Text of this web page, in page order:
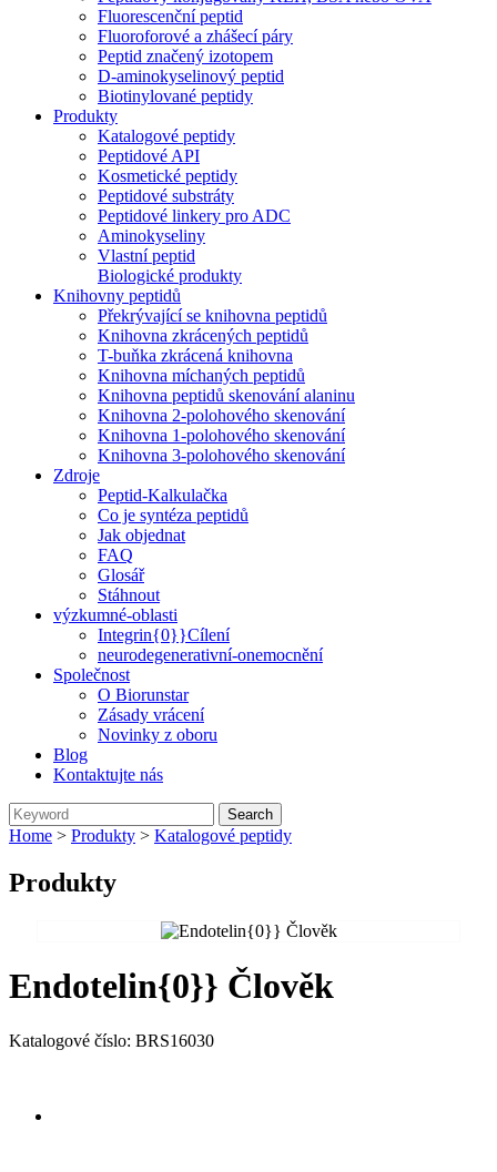
Fluorescenční peptid
Fluoroforové a zhášecí páry
Peptid značený izotopem
D-aminokyselinový peptid
Biotinylované peptidy
Produkty
Katalogové peptidy
Peptidové API
Kosmetické peptidy
Peptidové substráty
Peptidové linkery pro ADC
Aminokyseliny
Vlastní peptid
Biologické produkty
Knihovny peptidů
Překrývající se knihovna peptidů
Knihovna zkrácených peptidů
T-buňka zkrácená knihovna
Knihovna míchaných peptidů
Knihovna peptidů skenování alaninu
Knihovna 2-polohového skenování
Knihovna 1-polohového skenování
Knihovna 3-polohového skenování
Zdroje
Peptid-Kalkulačka
Co je syntéza peptidů
Jak objednat
FAQ
Glosář
Stáhnout
výzkumné-oblasti
Integrin{0}}Cílení
neurodegenerativní-onemocnění
Společnost
O Biorunstar
Zásady vrácení
Novinky z oboru
Blog
Kontaktujte nás
Home > Produkty > Katalogové peptidy
Produkty
Endotelin{0}} Člověk
Katalogové číslo: BRS16030